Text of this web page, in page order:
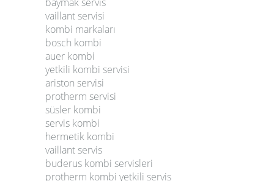
vaillant servisi
kombi markaları
bosch kombi
auer kombi
yetkili kombi servisi
ariston servisi
protherm servisi
süsler kombi
servis kombi
hermetik kombi
vaillant servis
buderus kombi servisleri
protherm kombi yetkili servis